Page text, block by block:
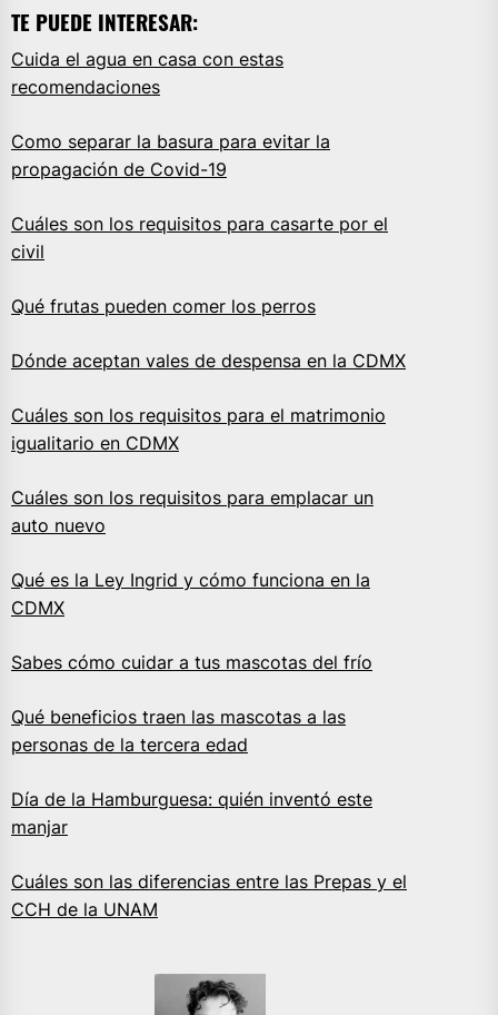
TE PUEDE INTERESAR:
Cuida el agua en casa con estas
recomendaciones
Como separar la basura para evitar la
propagación de Covid-19
Cuáles son los requisitos para casarte por el
civil
Qué frutas pueden comer los perros
Dónde aceptan vales de despensa en la CDMX
Cuáles son los requisitos para el matrimonio
igualitario en CDMX
Cuáles son los requisitos para emplacar un
auto nuevo
Qué es la Ley Ingrid y cómo funciona en la
CDMX
Sabes cómo cuidar a tus mascotas del frío
Qué beneficios traen las mascotas a las
personas de la tercera edad
Día de la Hamburguesa: quién inventó este
manjar
Cuáles son las diferencias entre las Prepas y el
CCH de la UNAM